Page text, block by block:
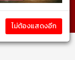
ไม่ต้องแสดงอีก